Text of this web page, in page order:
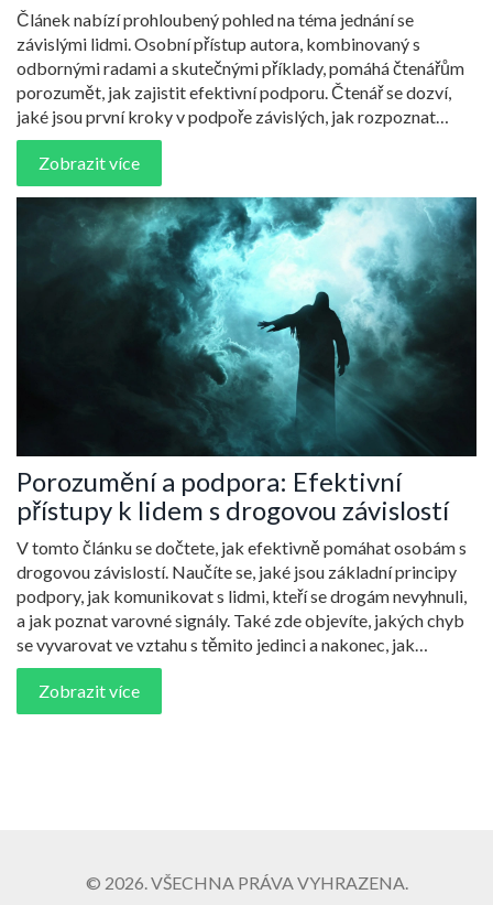
Článek nabízí prohloubený pohled na téma jednání se
závislými lidmi. Osobní přístup autora, kombinovaný s
odbornými radami a skutečnými příklady, pomáhá čtenářům
porozumět, jak zajistit efektivní podporu. Čtenář se dozví,
jaké jsou první kroky v podpoře závislých, jak rozpoznat
mechanismy závislosti, a získá návrhy, jak může pozitivně
ovlivnit proces uzdravení.
Zobrazit více
Porozumění a podpora: Efektivní
přístupy k lidem s drogovou závislostí
V tomto článku se dočtete, jak efektivně pomáhat osobám s
drogovou závislostí. Naučíte se, jaké jsou základní principy
podpory, jak komunikovat s lidmi, kteří se drogám nevyhnuli,
a jak poznat varovné signály. Také zde objevíte, jakých chyb
se vyvarovat ve vztahu s těmito jedinci a nakonec, jak
pečovat o sebe, pokud blízký člověk drogově závislým je.
Zobrazit více
© 2026. VŠECHNA PRÁVA VYHRAZENA.